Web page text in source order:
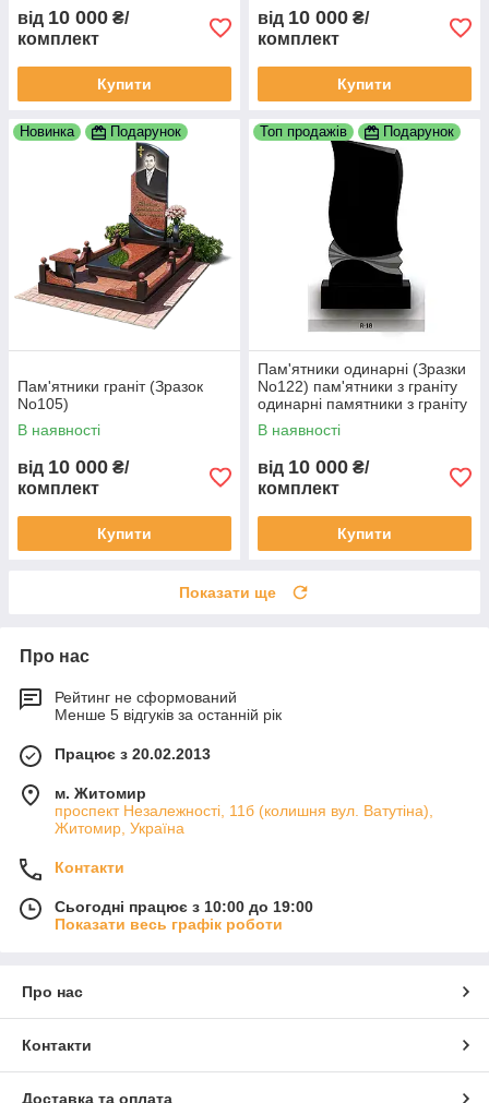
від 10 000 ₴/
комплект
Купити
від 10 000 ₴/
комплект
Купити
Новинка Подарунок
Пам'ятники граніт (Зразок
No105)
В наявності
від 10 000 ₴/
комплект
Купити
Топ продажів Подарунок
Пам'ятники одинарні (Зразки
No122) пам'ятники з граніту
одинарні памятники з граніту
замовити пам'ятник гранітний
пам'ятник
В наявності
від 10 000 ₴/
комплект
Купити
Показати ще
Про нас
Рейтинг не сформований
Менше 5 відгуків за останній рік
Працює з 20.02.2013
м. Житомир
проспект Незалежності, 11б (колишня вул. Ватутіна),
Житомир, Україна
Контакти
Сьогодні працює з 10:00 до 19:00
Показати весь графік роботи
Про нас
Контакти
Доставка та оплата